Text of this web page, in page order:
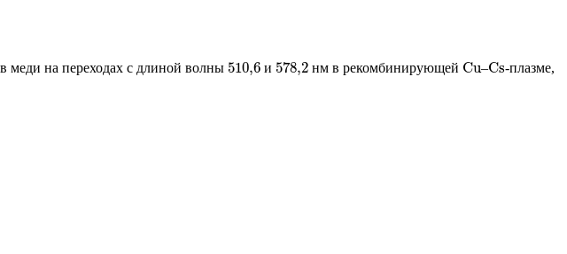
меди на переходах с длиной волны 510,6
510,6и 578,2
578,2нм в рекомбинирующей Cu
Cu–Cs
Cs-плазме,